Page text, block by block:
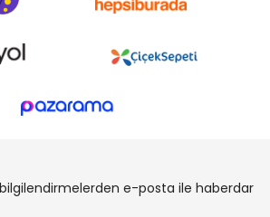
e-posta ile haberdar